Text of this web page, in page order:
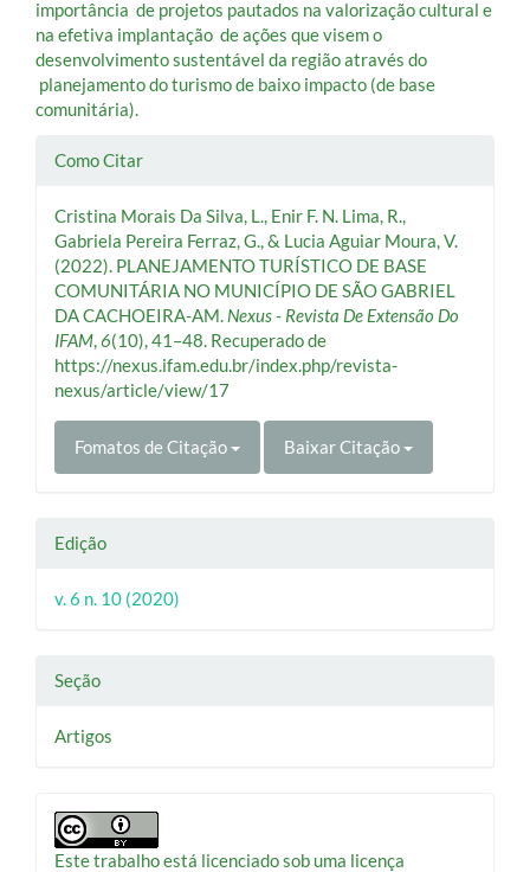
importância de projetos pautados na valorização cultural e
na efetiva implantação de ações que visem o
desenvolvimento sustentável da região através do
planejamento do turismo de baixo impacto (de base
comunitária).
Detalhes
artigo
Como Citar
Cristina Morais Da Silva, L., Enir F. N. Lima, R.,
Gabriela Pereira Ferraz, G., & Lucia Aguiar Moura, V.
(2022). PLANEJAMENTO TURÍSTICO DE BASE
COMUNITÁRIA NO MUNICÍPIO DE SÃO GABRIEL
DA CACHOEIRA-AM. Nexus - Revista De Extensão Do
IFAM 6(10), 41–48. Recuperado de
https://nexus.ifam.edu.br/index.php/revista-
nexus/article/view/17
Fomatos de Citação Baixar Citação
Edição
v. 6 n. 10 (2020)
Seção
Artigos
Este trabalho está licenciado sob uma licença